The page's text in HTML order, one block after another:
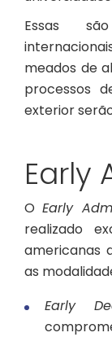
Essas
meados de
processos
exterior
Early
OEarly
realizado
americanas
as
Early